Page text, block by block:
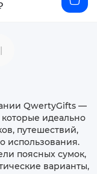
QwertyGifts —
идеально
путешествий,
использования.
поясных сумок,
варианты,